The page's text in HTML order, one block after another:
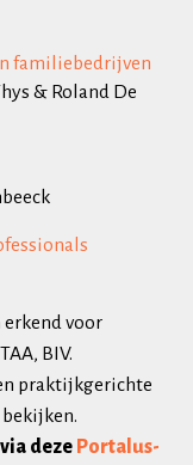
familiebedrijven
& Roland De
voor
BIV.
praktijkgerichte
deze Portalus-